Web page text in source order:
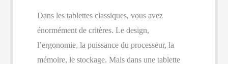
Dans les tablettes classiques, vous avez
énormément de critères. Le design,
l’ergonomie, la puissance du processeur, la
mémoire, le stockage. Mais dans une tablette